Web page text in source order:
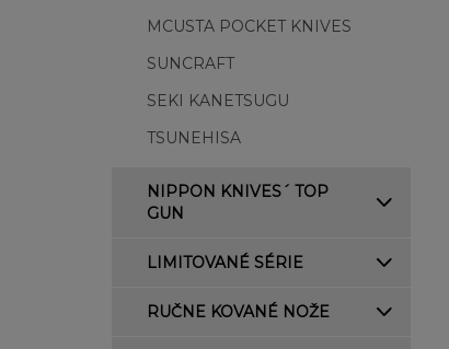
MCUSTA POCKET KNIVES
SUNCRAFT
SEKI KANETSUGU
TSUNEHISA
NIPPON KNIVES´ TOP
GUN
LIMITOVANÉ SÉRIE
RUČNE KOVANÉ NOŽE